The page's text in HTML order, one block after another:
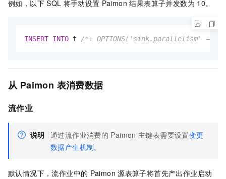
例如，以下 SQL 将手动设置 Paimon 结果表算子并发数为 10。
INSERT INTO t /*+ OPTIONS('sink.parallelism' =
从 Paimon 表消费数据
流作业
说明 通过流作业消费的 Paimon 主键表需要设置变更
数据产生机制。
默认情况下，流作业中的 Paimon 源表算子将首先产出作业启动